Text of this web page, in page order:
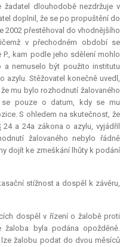
dlouhodobě nezdržuje v
doplnil, že se po propuštění do
2002 přestěhoval do vhodnějšího
v přechodném období se
P., kam podle jeho sdělení mohlo
a nemuselo být použito institutu
azylu. Stěžovatel konečně uvedl,
mu bylo rozhodnutí žalovaného
se pouze o datum, kdy se mu
S ohledem na skutečnost, že
a 24a zákona o azylu, vyjádřil
žalovaného nebylo řádně
dojít ke zmeškání lhůty k podání
stížnost a dospěl k závěru,
dospěl v řízení o žalobě proti
žaloba byla podána opožděně.
žalobu podat do dvou měsíců